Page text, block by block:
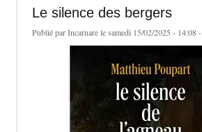
Le silence des bergers
Publié parIncarnarele samedi 15/02/2025 - 14:08 -